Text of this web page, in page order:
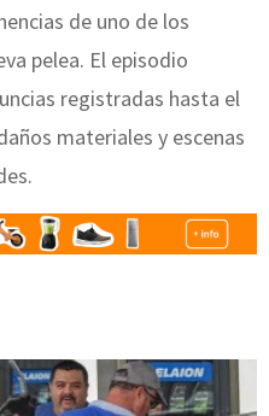
de uno de los
pelea. El episodio
registradas hasta el
materiales y escenas